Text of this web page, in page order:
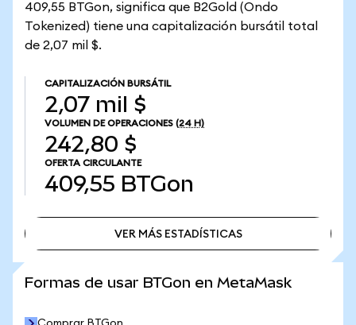
409,55 BTGon, significa que B2Gold (Ondo
Tokenized) tiene una capitalización bursátil total
de 2,07 mil $.
CAPITALIZACIÓN BURSÁTIL
2,07 mil $
VOLUMEN DE OPERACIONES (24 H)
242,80 $
OFERTA CIRCULANTE
409,55 BTGon
VER MÁS ESTADÍSTICAS
Formas de usar BTGon en MetaMask